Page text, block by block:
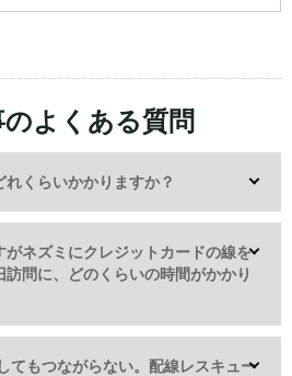
よくある質問
くらいかかりますか？
がネズミにクレジットカードの線を
問に、どのくらいの時間がかかり
てもつながらない。配線レスキュー